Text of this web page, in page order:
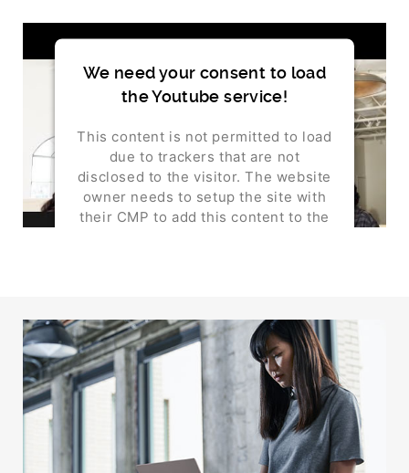
We need your consent to load
the Youtube service!
This content is not permitted to load
due to trackers that are not
disclosed to the visitor. The website
owner needs to setup the site with
their CMP to add this content to the